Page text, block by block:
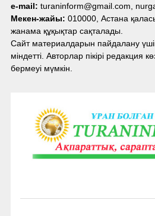
e-mail: turaninform@gmail.com,
Мекен-жайы: 010000, Астана
жанама құқықтар сақталады.
Сайт материалдарын пайдалану үшін
міндетті. Авторлар пікірі редакция
бермеуі мүмкін.